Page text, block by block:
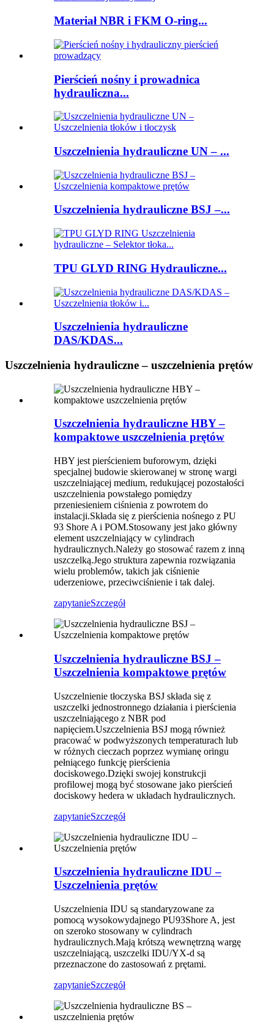
Materiał NBR i FKM O-ring...
Pierścień nośny i prowadnica
hydrauliczna...
Uszczelnienia hydrauliczne UN – ...
Uszczelnienia hydrauliczne BSJ –...
TPU GLYD RING Hydrauliczne...
Uszczelnienia hydrauliczne
DAS/KDAS...
Uszczelnienia hydrauliczne – uszczelnienia prętów
Uszczelnienia hydrauliczne HBY –
kompaktowe uszczelnienia prętów
HBY jest pierścieniem buforowym, dzięki
specjalnej budowie skierowanej w stronę wargi
uszczelniającej medium, redukującej pozostałości
uszczelnienia powstałego pomiędzy
przeniesieniem ciśnienia z powrotem do
instalacji.Składa się z pierścienia nośnego z PU
93 Shore A i POM.Stosowany jest jako główny
element uszczelniający w cylindrach
hydraulicznych.Należy go stosować razem z inną
uszczelką.Jego struktura zapewnia rozwiązania
wielu problemów, takich jak ciśnienie
uderzeniowe, przeciwciśnienie i tak dalej.
zapytanieSzczegół
Uszczelnienia hydrauliczne BSJ –
Uszczelnienia kompaktowe prętów
Uszczelnienie tłoczyska BSJ składa się z
uszczelki jednostronnego działania i pierścienia
uszczelniającego z NBR pod
napięciem.Uszczelnienia BSJ mogą również
pracować w podwyższonych temperaturach lub
w różnych cieczach poprzez wymianę oringu
pełniącego funkcję pierścienia
dociskowego.Dzięki swojej konstrukcji
profilowej mogą być stosowane jako pierścień
dociskowy hedera w układach hydraulicznych.
zapytanieSzczegół
Uszczelnienia hydrauliczne IDU –
Uszczelnienia prętów
Uszczelnienia IDU są standaryzowane za
pomocą wysokowydajnego PU93Shore A, jest
on szeroko stosowany w cylindrach
hydraulicznych.Mają krótszą wewnętrzną wargę
uszczelniającą, uszczelki IDU/YX-d są
przeznaczone do zastosowań z prętami.
zapytanieSzczegół